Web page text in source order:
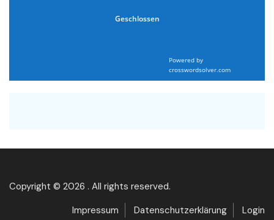
Geschlossen
Powered by
crosswordsolver.com
Copyright © 2026 . All rights reserved.
Impressum
Datenschutzerklärung Login